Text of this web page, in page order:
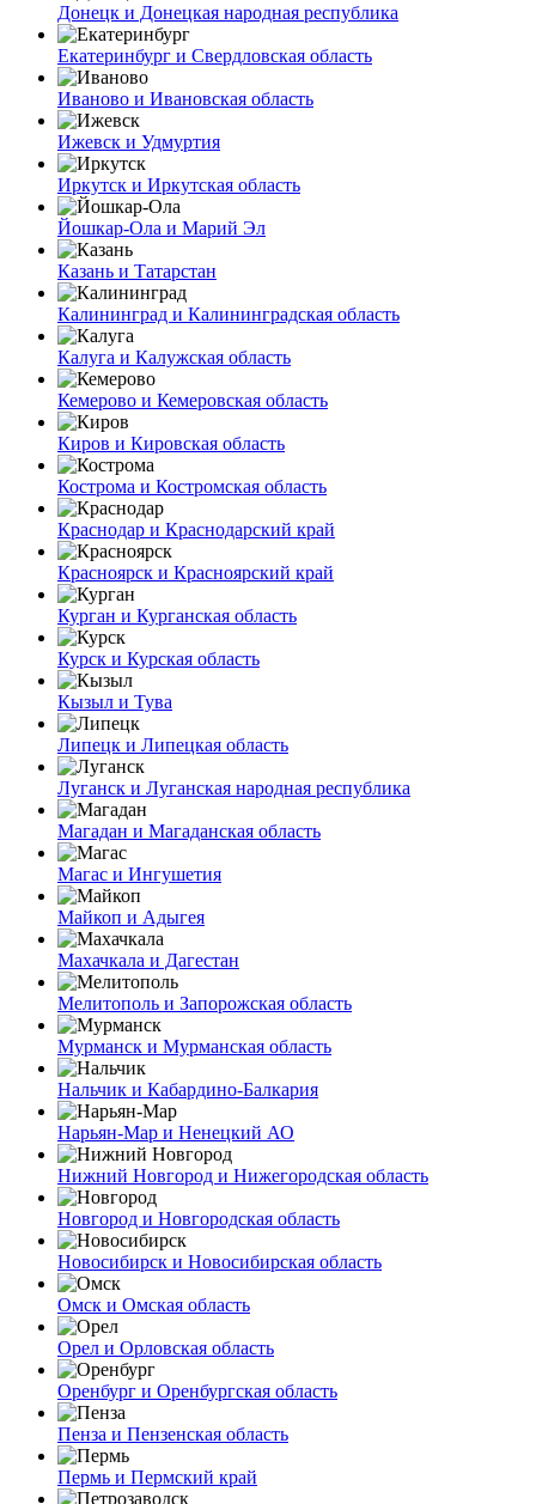
Донецк и Донецкая народная республика
Екатеринбург и Свердловская область
Иваново и Ивановская область
Ижевск и Удмуртия
Иркутск и Иркутская область
Йошкар-Ола и Марий Эл
Казань и Татарстан
Калининград и Калининградская область
Калуга и Калужская область
Кемерово и Кемеровская область
Киров и Кировская область
Кострома и Костромская область
Краснодар и Краснодарский край
Красноярск и Красноярский край
Курган и Курганская область
Курск и Курская область
Кызыл и Тува
Липецк и Липецкая область
Луганск и Луганская народная республика
Магадан и Магаданская область
Магас и Ингушетия
Майкоп и Адыгея
Махачкала и Дагестан
Мелитополь и Запорожская область
Мурманск и Мурманская область
Нальчик и Кабардино-Балкария
Нарьян-Мар и Ненецкий АО
Нижний Новгород и Нижегородская область
Новгород и Новгородская область
Новосибирск и Новосибирская область
Омск и Омская область
Орел и Орловская область
Оренбург и Оренбургская область
Пенза и Пензенская область
Пермь и Пермский край